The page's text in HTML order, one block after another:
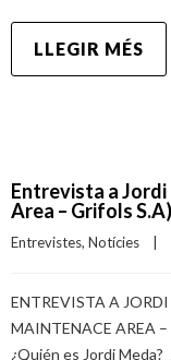
LLEGIR MÉS
Entrevista a
Area – Grifols S.A)
Entrevistes, Notícies
ENTREVISTA A
MAINTENACE AREA
¿Quién es Jordi